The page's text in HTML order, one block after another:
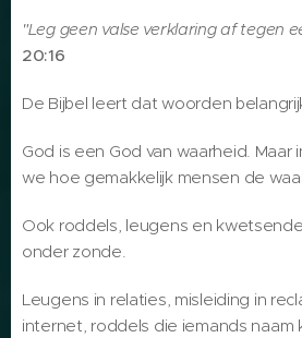
"Leg geen valse verklaring af tegen
20:16
De Bijbel leert dat woorden
God is een God van waarheid. Maar
we hoe gemakkelijk mensen de
Ook roddels, leugens en
onder zonde.
Leugens in relaties, misleiding in
internet, roddels die iemands naam